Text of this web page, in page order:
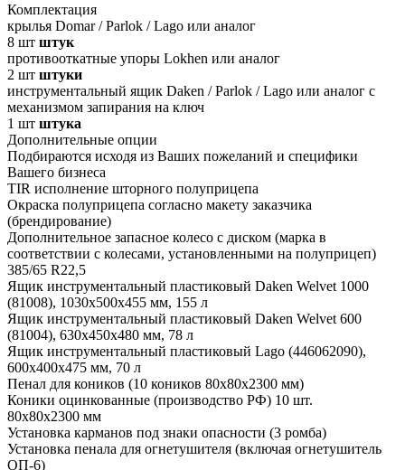
Комплектация
крылья Domar / Parlok / Lago или аналог
8 шт штук
противооткатные упоры Lokhen или аналог
2 шт штуки
инструментальный ящик Daken / Parlok / Lago или аналог с
механизмом запирания на ключ
1 шт штука
Дополнительные опции
Подбираются исходя из Ваших пожеланий и специфики
Вашего бизнеса
TIR исполнение шторного полуприцепа
Окраска полуприцепа согласно макету заказчика
(брендирование)
Дополнительное запасное колесо с диском (марка в
соответствии с колесами, установленными на полуприцеп)
385/65 R22,5
Ящик инструментальный пластиковый Daken Welvet 1000
(81008), 1030x500x455 мм, 155 л
Ящик инструментальный пластиковый Daken Welvet 600
(81004), 630x450x480 мм, 78 л
Ящик инструментальный пластиковый Lago (446062090),
600x400x475 мм, 70 л
Пенал для коников (10 коников 80х80х2300 мм)
Коники оцинкованные (производство РФ) 10 шт.
80х80х2300 мм
Установка карманов под знаки опасности (3 ромба)
Установка пенала для огнетушителя (включая огнетушитель
ОП-6)